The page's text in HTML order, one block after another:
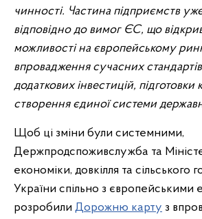
чинності. Частина підприємств
відповідно до вимог ЄС, що
можливості на європейському
впровадження сучасних
додаткових інвестицій, підготовки
створення єдиної системи
Щоб ці зміни були системними,
Держпродспоживслужба та
економіки, довкілля та сільського
України спільно з європейськими
розробили Дорожню карту з